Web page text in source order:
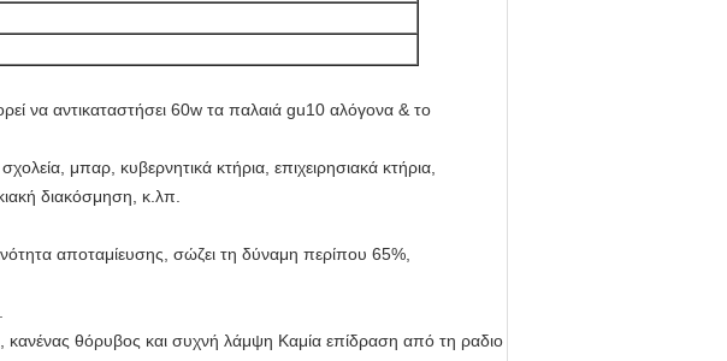
να αντικαταστήσει 60w τα παλαιά gu10 αλόγονα & το
μπαρ, κυβερνητικά κτήρια, επιχειρησιακά κτήρια,
διακόσμηση, κ.λπ.
αποταμίευσης, σώζει τη δύναμη περίπου 65%,
κανένας θόρυβος και συχνή λάμψη Καμία επίδραση από τη ραδιο